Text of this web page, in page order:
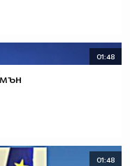
01:48
01:48